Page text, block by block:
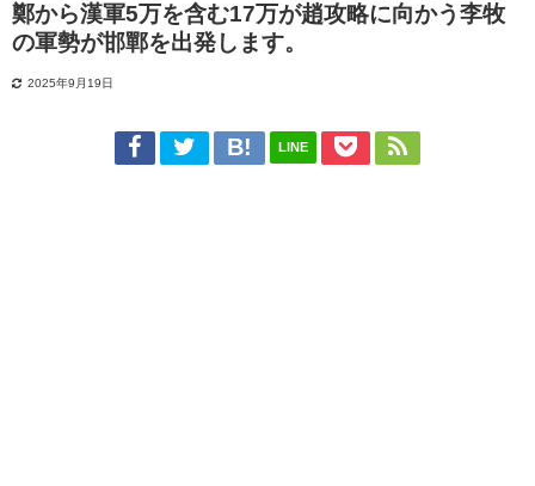
鄭から漢軍5万を含む17万が趙攻略に向かう李牧
の軍勢が邯鄲を出発します。
2025年9月19日
LINE